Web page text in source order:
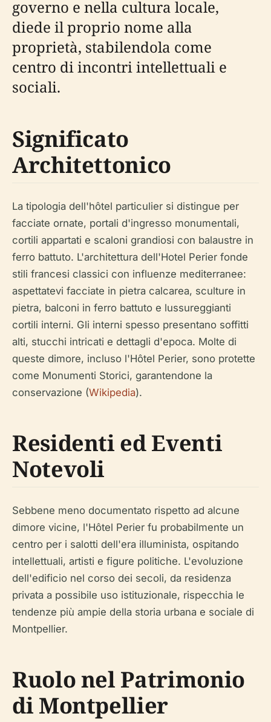
governo e nella cultura locale,
diede il proprio nome alla
proprietà, stabilendola come
centro di incontri intellettuali e
sociali.
Significato
Architettonico
La tipologia dell'hôtel particulier si distingue per
facciate ornate, portali d'ingresso monumentali,
cortili appartati e scaloni grandiosi con balaustre in
ferro battuto. L'architettura dell'Hotel Perier fonde
stili francesi classici con influenze mediterranee:
aspettatevi facciate in pietra calcarea, sculture in
pietra, balconi in ferro battuto e lussureggianti
cortili interni. Gli interni spesso presentano soffitti
alti, stucchi intricati e dettagli d'epoca. Molte di
queste dimore, incluso l'Hôtel Perier, sono protette
come Monumenti Storici, garantendone la
conservazione (Wikipedia).
Residenti ed Eventi
Notevoli
Sebbene meno documentato rispetto ad alcune
dimore vicine, l'Hôtel Perier fu probabilmente un
centro per i salotti dell'era illuminista, ospitando
intellettuali, artisti e figure politiche. L'evoluzione
dell'edificio nel corso dei secoli, da residenza
privata a possibile uso istituzionale, rispecchia le
tendenze più ampie della storia urbana e sociale di
Montpellier.
Ruolo nel Patrimonio
di Montpellier